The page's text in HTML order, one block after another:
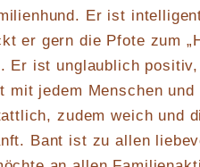
Er ist
er gern die Pfote zum
Er ist unglaublich
mit jedem Menschen und
zudem weich und
Bant ist zu allen